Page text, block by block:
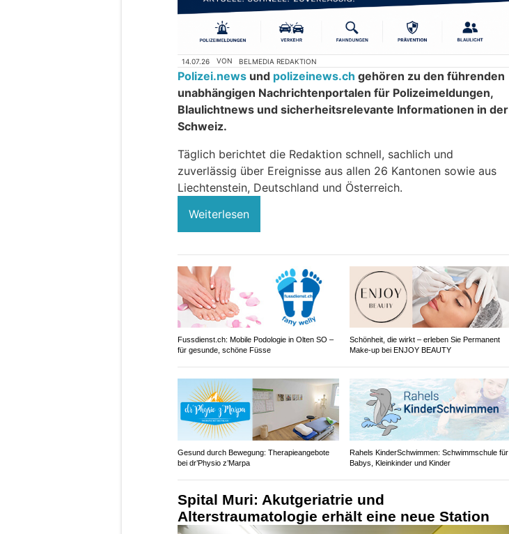
14.07.26 VON BELMEDIA REDAKTION
Polizei.news und polizeinews.ch gehören zu den führenden
unabhängigen Nachrichtenportalen für Polizeimeldungen,
Blaulichtnews und sicherheitsrelevante Informationen in der
Schweiz.
Täglich berichtet die Redaktion schnell, sachlich und
zuverlässig über Ereignisse aus allen 26 Kantonen sowie aus
Liechtenstein, Deutschland und Österreich.
Weiterlesen
Fussdienst.ch: Mobile Podologie in Olten SO –
für gesunde, schöne Füsse
Schönheit, die wirkt – erleben Sie Permanent
Make-up bei ENJOY BEAUTY
Gesund durch Bewegung: Therapieangebote
bei dr’Physio z’Marpa
Rahels KinderSchwimmen: Schwimmschule für
Babys, Kleinkinder und Kinder
Spital Muri: Akutgeriatrie und
Alterstraumatologie erhält eine neue Station